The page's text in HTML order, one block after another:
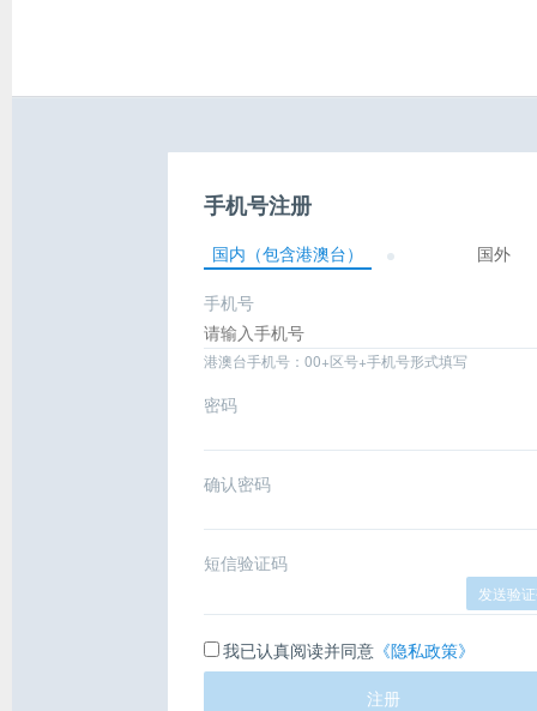
手机号注册
国内（包含港澳台） 国外
手机号
港澳台手机号：00+区号+手机号形式填写
密码
确认密码
短信验证码
发送验
我已认真阅读并同意 《隐私政策》
注册